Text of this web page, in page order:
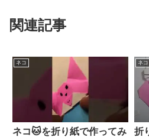
関連記事
ネコ
ネコ🐱を折り紙で作ってみ
ネコ
折